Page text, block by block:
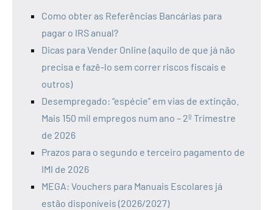
Como obter as Referências Bancárias para
pagar o IRS anual?
Dicas para Vender Online (aquilo de que já não
precisa e fazê-lo sem correr riscos fiscais e
outros)
Desempregado: “espécie” em vias de extinção.
Mais 150 mil empregos num ano – 2º Trimestre
de 2026
Prazos para o segundo e terceiro pagamento de
IMI de 2026
MEGA: Vouchers para Manuais Escolares já
estão disponíveis (2026/2027)